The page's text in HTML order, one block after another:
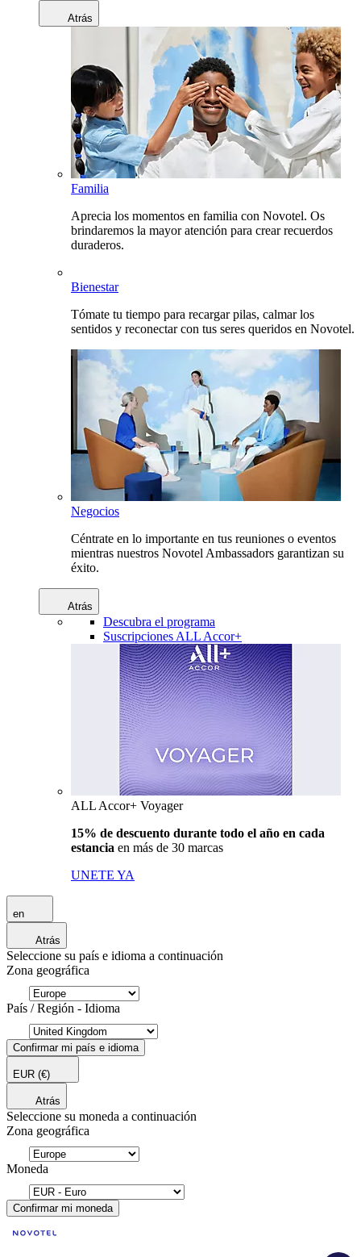
Atrás
Familia
Aprecia los momentos en familia con Novotel. Os
brindaremos la mayor atención para crear recuerdos
duraderos.
Bienestar
Tómate tu tiempo para recargar pilas, calmar los
sentidos y reconectar con tus seres queridos en Novotel.
Negocios
Céntrate en lo importante en tus reuniones o eventos
mientras nuestros Novotel Ambassadors garantizan su
éxito.
Atrás
Descubra el programa
Suscripciones ALL Accor+
ALL Accor+ Voyager
15% de descuento durante todo el año en cada
estancia en más de 30 marcas
UNETE YA
en
Atrás
Seleccione su país e idioma a continuación
Zona geográfica
País / Región - Idioma
Confirmar mi país e idioma
EUR (€)
Atrás
Seleccione su moneda a continuación
Zona geográfica
Moneda
Confirmar mi moneda